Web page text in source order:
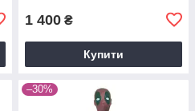
1 400 ₴
Купити
–30%